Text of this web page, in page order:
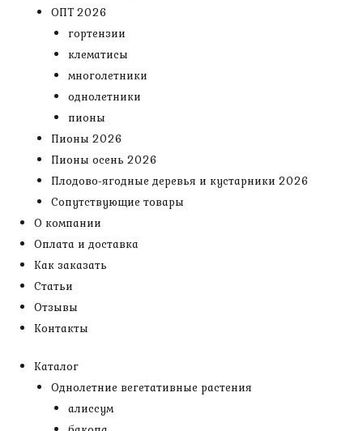
ОПТ 2026
гортензии
клематисы
многолетники
однолетники
пионы
Пионы 2026
Пионы осень 2026
Плодово-ягодные деревья и кустарники 2026
Сопутствующие товары
О компании
Оплата и доставка
Как заказать
Статьи
Отзывы
Контакты
Каталог
Однолетние вегетативные растения
алиссум